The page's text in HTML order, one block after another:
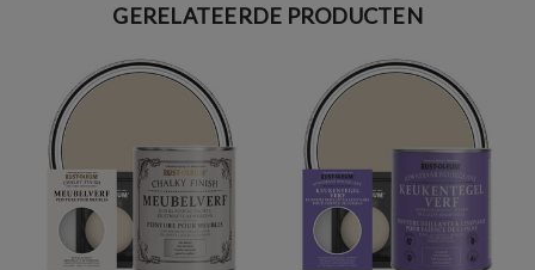
GERELATEERDE PRODUCTEN